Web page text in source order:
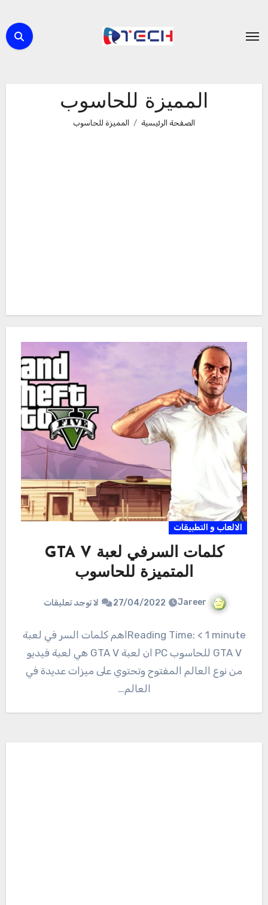
المحتوى
المميزة للحاسوب
الصفحة الرئيسية المميزة للحاسوب
الالعاب و التطبيقات
كلمات السرفي لعبة GTA V
المتميزة للحاسوب
Jareer
27/04/2022 لا توجد تعليقات
Reading Time: < 1 minuteاهم كلمات السر في لعبة
GTA V للحاسوب PC ان لعبة GTA V هي لعبة فيديو
من نوع العالم المفتوح وتحتوي على ميزات عديدة في
العالم…